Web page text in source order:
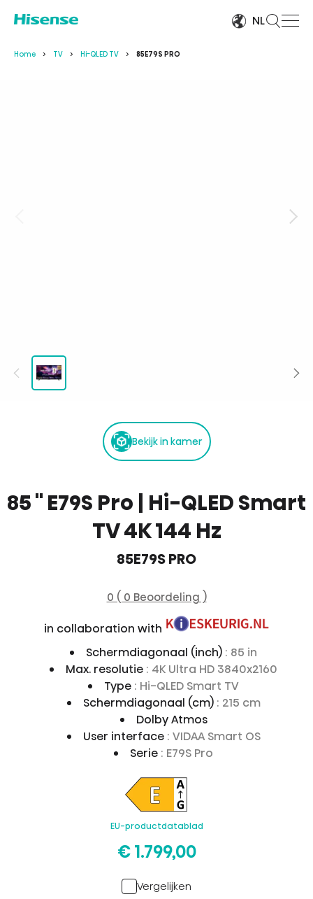
NL
Home TV Hi-QLED TV 85E79S PRO
Bekijk in kamer
85 '' E79S Pro | Hi-QLED Smart
TV 4K 144 Hz
85E79S PRO
0 ( 0 Beoordeling )
in collaboration with
Schermdiagonaal (inch) : 85 in
Max. resolutie : 4K Ultra HD 3840x2160
Type : Hi-QLED Smart TV
Schermdiagonaal (cm) : 215 cm
Dolby Atmos
User interface : VIDAA Smart OS
Serie : E79S Pro
EU-productdatablad
€ 1.799,00
Vergelijken